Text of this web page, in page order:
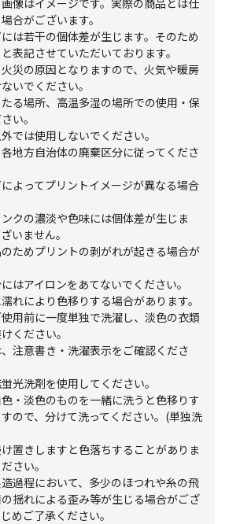
像はイメージです。実際の商品とは仕
合がございます。
は若干の個体差が生じます。そのため
表記させていただいております。
災の原因となりますので、火気や暖房
いでください。
る場所、高温多湿の場所での使用・保
い。
では使用しないでください。
地方自治体の廃棄区分に従ってくださ
よってプリントイメージが異なる場合
クの濃淡や色味には個体差が生じま
いません。
ためプリントの剥がれが起きる場合が
はアイロンをあてないでください。
れにより色移りする場合があります。
用前に一度単独で洗濯し、淡色の衣類
ください。
注意書き・洗濯表示をご確認くださ
光洗剤を使用してください。
・淡色のものを一緒に洗うと色移りす
ので、分けて洗ってください。(単独洗
置きしますと色落ちすることがありま
さい。
過程において、多少のほつれや糸の飛
揺れによる歪み等が生じる場合がござ
めご了承ください。